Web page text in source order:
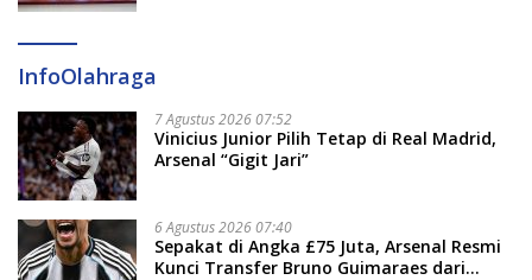
InfoOlahraga
7 Agustus 2026 07:52
Vinicius Junior Pilih Tetap di Real Madrid,
Arsenal “Gigit Jari”
6 Agustus 2026 07:40
Sepakat di Angka £75 Juta, Arsenal Resmi
Kunci Transfer Bruno Guimaraes dari